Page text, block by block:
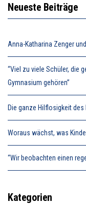
Neueste Beiträge
Anna-Katharina Zenger
“Viel zu viele Schüler, die
Gymnasium gehören”
Die ganze Hilflosigkeit
Woraus wächst, was
“Wir beobachten einen
Kategorien